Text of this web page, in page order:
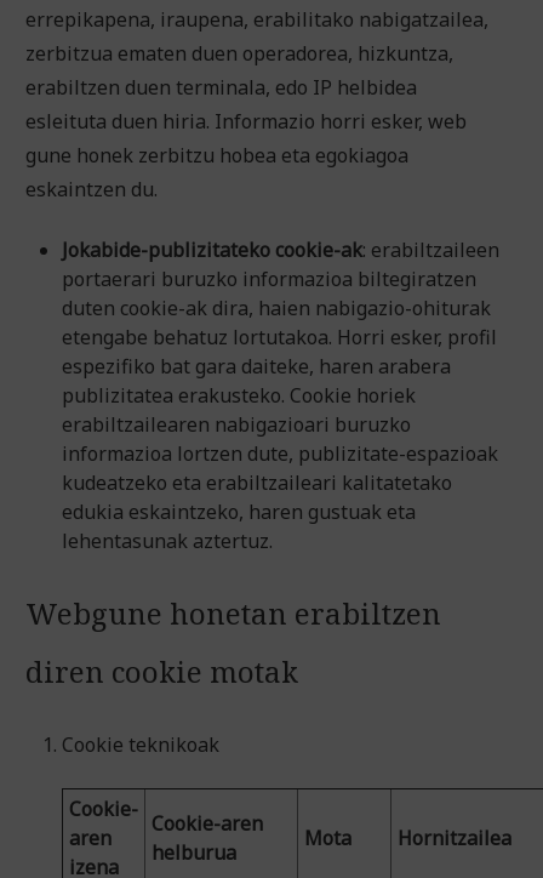
errepikapena, iraupena, erabilitako nabigatzailea,
zerbitzua ematen duen operadorea, hizkuntza,
erabiltzen duen terminala, edo IP helbidea
esleituta duen hiria. Informazio horri esker, web
gune honek zerbitzu hobea eta egokiagoa
eskaintzen du.
Jokabide-publizitateko cookie-ak: erabiltzaileen
portaerari buruzko informazioa biltegiratzen
duten cookie-ak dira, haien nabigazio-ohiturak
etengabe behatuz lortutakoa. Horri esker, profil
espezifiko bat gara daiteke, haren arabera
publizitatea erakusteko. Cookie horiek
erabiltzailearen nabigazioari buruzko
informazioa lortzen dute, publizitate-espazioak
kudeatzeko eta erabiltzaileari kalitatetako
edukia eskaintzeko, haren gustuak eta
lehentasunak aztertuz.
Webgune honetan erabiltzen
diren cookie motak
Cookie teknikoak
Cookie-
aren
izena
Cookie-aren
helburua
Mota Hornitzailea